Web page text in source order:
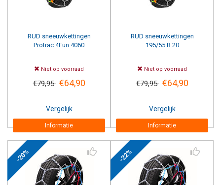
RUD sneeuwkettingen
Protrac 4Fun 4060
Niet op voorraad
€79,95 €64,90
Vergelijk
Informatie
RUD sneeuwkettingen
195/55 R 20
Niet op voorraad
€79,95 €64,90
Vergelijk
Informatie
-20% -22%